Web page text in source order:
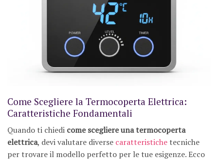
Come Scegliere la Termocoperta Elettrica:
Caratteristiche Fondamentali
Quando ti chiedi come scegliere una termocoperta
elettrica, devi valutare diverse caratteristiche tecniche
per trovare il modello perfetto per le tue esigenze. Ecco